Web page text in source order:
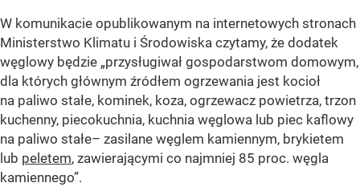
W komunikacie opublikowanym na internetowych stronach
Ministerstwo Klimatu i Środowiska czytamy, że dodatek
węglowy będzie „przysługiwał gospodarstwom domowym,
dla których głównym źródłem ogrzewania jest kocioł
na paliwo stałe, kominek, koza, ogrzewacz powietrza, trzon
kuchenny, piecokuchnia, kuchnia węglowa lub piec kaflowy
na paliwo stałe– zasilane węglem kamiennym, brykietem
lub peletem, zawierającymi co najmniej 85 proc. węgla
kamiennego”.